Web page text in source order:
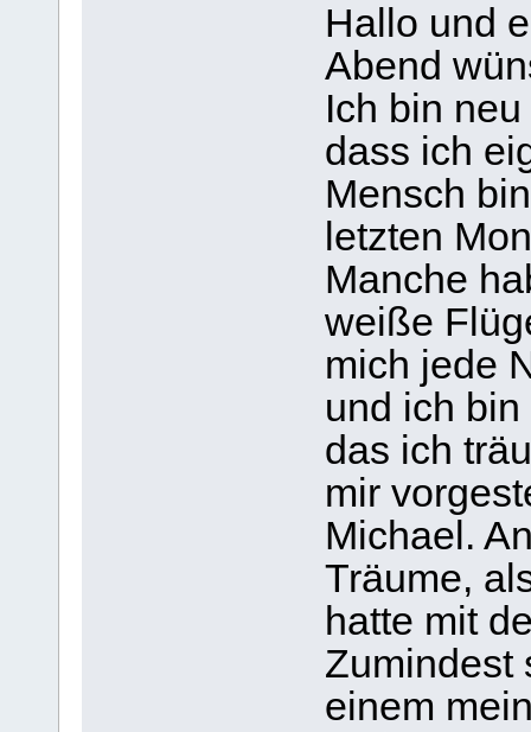
Hallo und
Abend
Ich bin
dass ich
Mensch
letzten
Manche
weiße
mich jede
und ich
das ich
mir
Michael.
Träume,
hatte mit
Zumindest
einem